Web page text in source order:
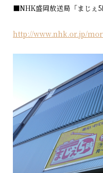
■NHK盛岡放送局「まじぇ
http://www.nhk.or.jp/